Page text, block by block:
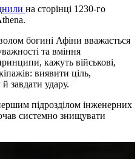
на сторінці 1230-го
богині Афіни вважається
та вміння
кажуть військові,
виявити ціль,
завдати удару.
підрозділом інженерних
системно знищувати